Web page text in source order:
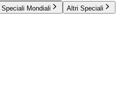
Speciali Mondiali Altri Speciali